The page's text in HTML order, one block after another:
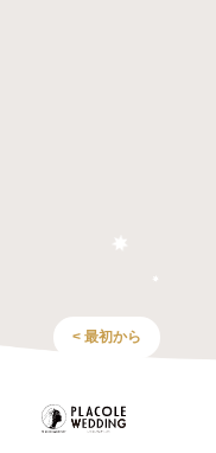
< 最初から